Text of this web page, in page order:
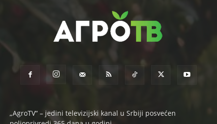
„AgroTV“ – jedini televizijski kanal u Srbiji posvećen